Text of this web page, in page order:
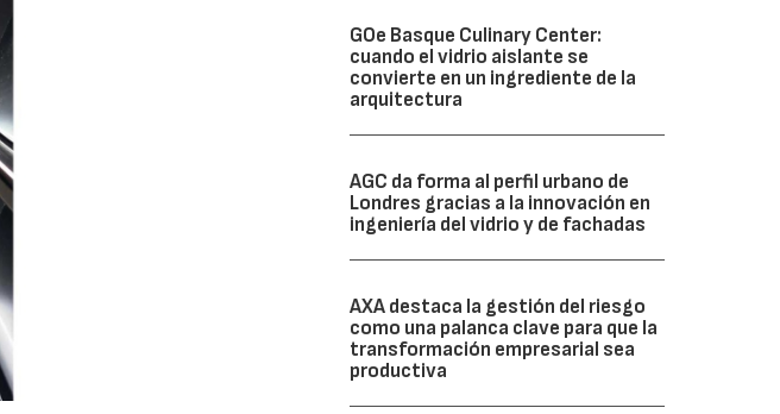
GOe Basque Culinary Center:
cuando el vidrio aislante se
convierte en un ingrediente de la
arquitectura
AGC da forma al perfil urbano de
Londres gracias a la innovación en
ingeniería del vidrio y de fachadas
AXA destaca la gestión del riesgo
como una palanca clave para que la
transformación empresarial sea
productiva